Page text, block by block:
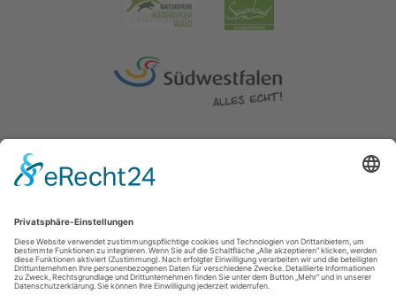
Impressum Erklärung zur Barrierefreiheit
Kreis Soest | Der Landrat Hoher Weg 1-3 59494 Soest